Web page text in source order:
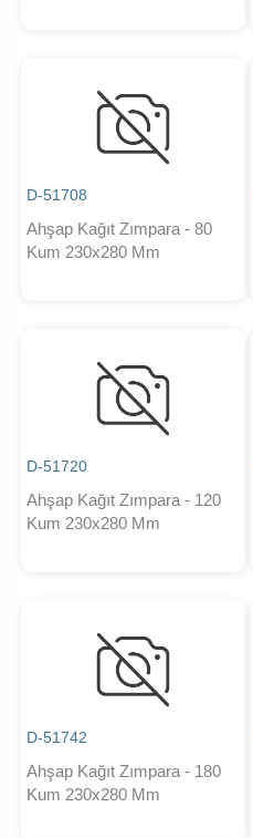
D-51708
Ahşap Kağıt Zımpara - 80
Kum 230x280 Mm
D-51720
Ahşap Kağıt Zımpara - 120
Kum 230x280 Mm
D-51742
Ahşap Kağıt Zımpara - 180
Kum 230x280 Mm